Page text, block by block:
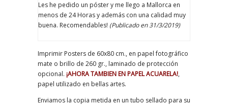
Les he pedido un póster y me llego a Mallorca en
menos de 24 Horas y además con una calidad muy
buena. Recomendables! (Publicado en 31/3/2019)
Imprimir Posters de 60x80 cm., en papel fotográfico
mate o brillo de 260 gr., laminado de protección
opcional. ¡AHORA TAMBIEN EN PAPEL ACUARELA!,
papel utilizado en bellas artes.
Enviamos la copia metida en un tubo sellado para su